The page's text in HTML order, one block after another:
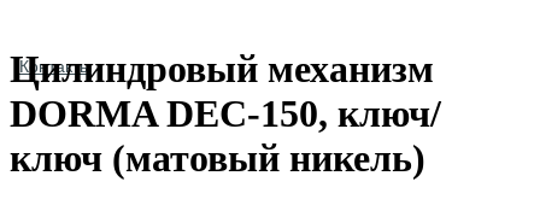
Контакты
Цилиндровый механизм
DORMA DEC-150, ключ/
ключ (матовый никель)